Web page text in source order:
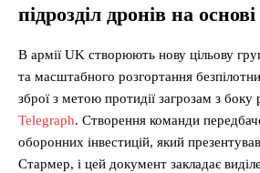
підрозділ дронів на
В армії UK створюють нову цільову
та масштабного розгортання
зброї з метою протидії загрозам з
Telegraph. Створення команди
оборонних інвестицій, який
Стармер, і цей документ закладає